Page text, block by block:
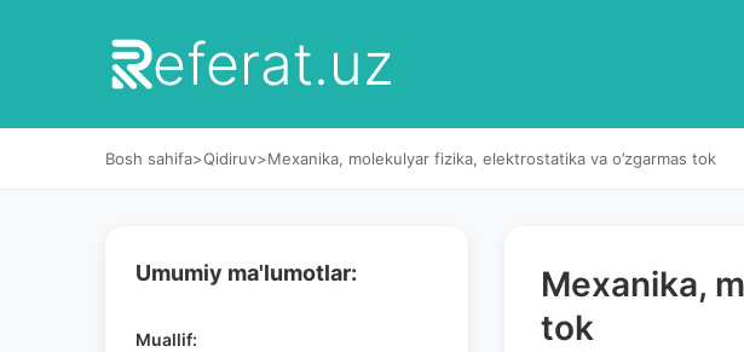
eferat.uz
Bosh sahifa>Qidiruv>Mexanika, molekulyar fizika, elektrostatika va o’zgarmas tok
Umumiy ma'lumotlar:
Muallif:
Mexanika,
tok